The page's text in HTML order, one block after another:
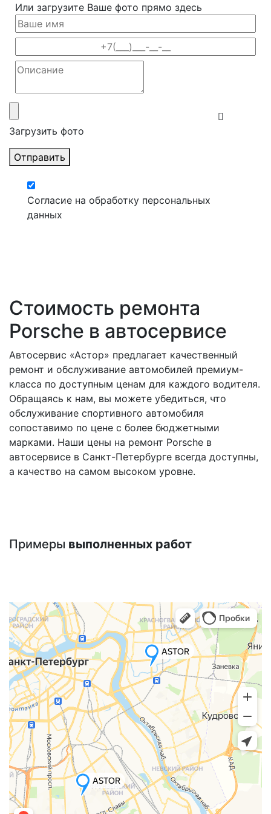
Или загрузите Ваше фото прямо здесь
Загрузить фото
Отправить
Согласие на обработку персональных
данных
Стоимость ремонта
Porsche в автосервисе
Автосервис «Астор» предлагает качественный
ремонт и обслуживание автомобилей премиум-
класса по доступным ценам для каждого водителя.
Обращаясь к нам, вы можете убедиться, что
обслуживание спортивного автомобиля
сопоставимо по цене с более бюджетными
марками. Наши цены на ремонт Porsche в
автосервисе в Санкт-Петербурге всегда доступны,
а качество на самом высоком уровне.
Примеры выполненных работ